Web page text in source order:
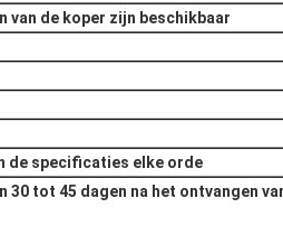
van de koper zijn beschikbaar
de specificaties elke orde
30 tot 45 dagen na het ontvangen